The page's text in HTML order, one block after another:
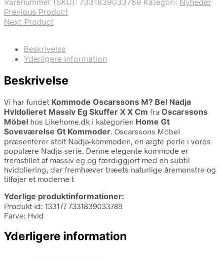
Varenummer (SKU): 7331839033789 Kategori: Nyheder
Previous Product
Next Product
Beskrivelse
Yderligere information
Beskrivelse
Vi har fundet Kommode Oscarssons M? Bel Nadja
Hvidolieret Massiv Eg Skuffer X X Cm fra Oscarssons
Möbel hos Likehome.dk i kategorien Home Gt
Soveværelse Gt Kommoder. Oscarssons Möbel
præsenterer stolt Nadja-kommoden, en ægte perle i vores
populære Nadja-serie. Denne elegante kommode er
fremstillet af massiv eg og færdiggjort med en subtil
hvidoliering, der fremhæver træets naturlige åremønstre og
tilføjer et moderne t
Yderlige produktinformationer:
Produkt id: 133177 7331839033789
Farve: Hvid
Yderligere information